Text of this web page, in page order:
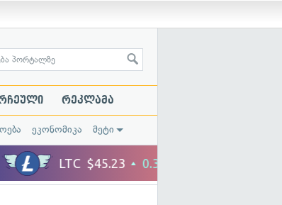
რეკლამა
ეკონომიკა მეტი